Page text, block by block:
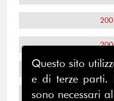
Questo sito
e di terze parti.
sono necessari